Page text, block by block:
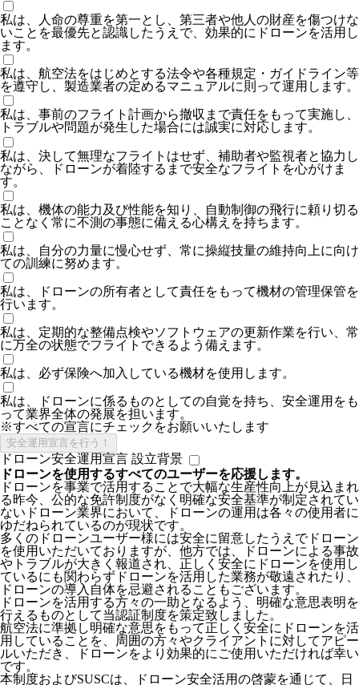
私は、人命の尊重を第一とし、第三者や他人の財産を傷つけな
いことを最優先と認識したうえで、効果的にドローンを活用し
ます。
私は、航空法をはじめとする法令や各種規定・ガイドライン等
を遵守し、製造業者の定めるマニュアルに則って運用します。
私は、事前のフライト計画から撤収まで責任をもって実施し、
トラブルや問題が発生した場合には誠実に対応します。
私は、決して無理なフライトはせず、補助者や監視者と協力し
ながら、ドローンが着陸するまで安全なフライトを心がけま
す。
私は、機体の能力及び性能を知り、自動制御の飛行に頼り切る
ことなく常に不測の事態に備える心構えを持ちます。
私は、自分の力量に慢心せず、常に操縦技量の維持向上に向け
ての訓練に努めます。
私は、ドローンの所有者として責任をもって機材の管理保管を
行います。
私は、定期的な整備点検やソフトウェアの更新作業を行い、常
に万全の状態でフライトできるよう備えます。
私は、必ず保険へ加入している機材を使用します。
私は、ドローンに係るものとしての自覚を持ち、安全運用をも
って業界全体の発展を担います。
※すべての宣言にチェックをお願いいたします
ドローン安全運用宣言 設立背景
ドローンを使用するすべてのユーザーを応援します。
ドローンを事業で活用することで大幅な生産性向上が見込まれ
る昨今、公的な免許制度がなく明確な安全基準が制定されてい
ないドローン業界において、ドローンの運用は各々の使用者に
ゆだねられているのが現状です。
多くのドローンユーザー様には安全に留意したうえでドローン
を使用いただいておりますが、他方では、ドローンによる事故
やトラブルが大きく報道され、正しく安全にドローンを使用し
ているにも関わらずドローンを活用した業務が敬遠されたり、
ドローンの導入自体を忌避されることもございます。
ドローンを活用する方々の一助となるよう、明確な意思表明を
行えるものとして当認証制度を策定致しました。
航空法に準拠し明確な意思をもって正しく安全にドローンを活
用していることを、周囲の方々やクライアントに対してアピー
ルいただき、ドローンをより効果的にご使用いただければ幸い
です。
本制度およびSUSCは、ドローン安全活用の啓蒙を通じて、日